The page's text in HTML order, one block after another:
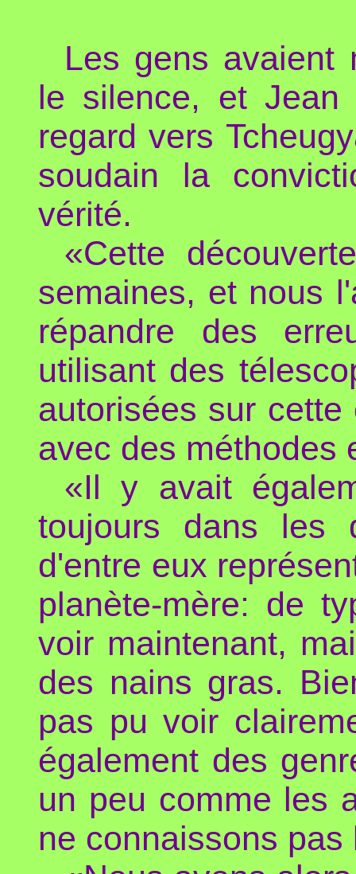
Les gens avaient
le silence, et
regard vers
soudain la
vérité.
«Cette
semaines, et nous
répandre des
utilisant des
autorisées sur
avec des méthodes
«Il y avait
toujours dans les
d'entre eux
planète-mère: de
voir maintenant,
des nains gras.
pas pu voir
également des
un peu comme les
ne connaissons pas